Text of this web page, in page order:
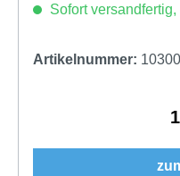
Sofort
Artikelnummer: